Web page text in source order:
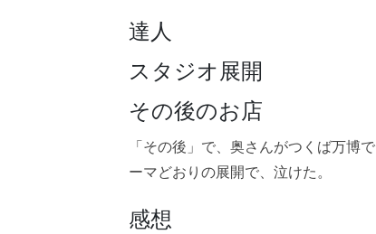
達人
スタジオ展開
その後のお店
「その後」で、奥さんがつくば万博
ーマどおりの展開で、泣けた。
感想